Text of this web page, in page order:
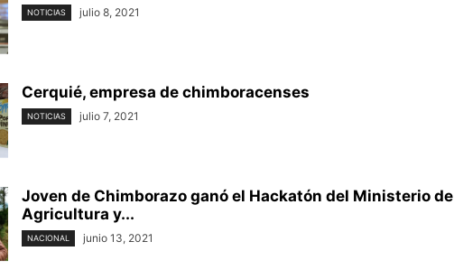
NOTICIAS julio 8, 2021
Cerquié, empresa de chimboracenses
NOTICIAS julio 7, 2021
Joven de Chimborazo ganó el Hackatón del Ministerio de
Agricultura y...
NACIONAL junio 13, 2021